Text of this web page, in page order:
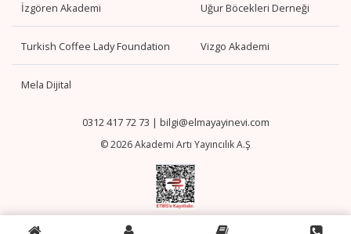
İzgören Akademi Uğur Böcekleri Derneği
Turkish Coffee Lady Foundation Vizgo Akademi
Mela Dijital
0312 417 72 73 | bilgi@elmayayinevi.com
© 2026 Akademi Artı Yayıncılık A.Ş